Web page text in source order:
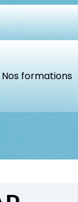
Nos formations